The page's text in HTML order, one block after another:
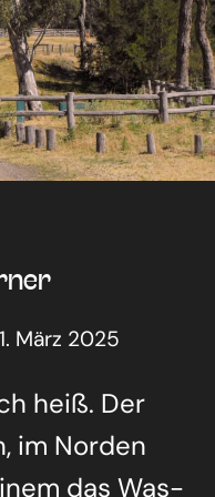
März 2025
heiß. Der
im Nor­den
das Was­